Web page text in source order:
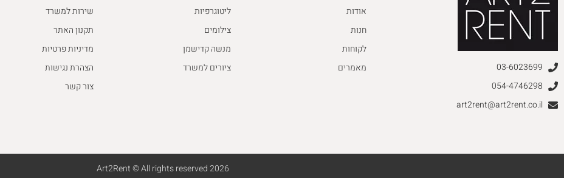
03-6023699
054-4746298
art2rent@art2rent.co.il
אודות
חנות
לקוחות
מאמרים
ליטוגרפיות
צילומים
מנשה קדישמן
ציורים למשרד
שירות למשרד
תקנון האתר
מדיניות פרטיות
הצהרת נגישות
צור קשר
2026 Art2Rent © All rights reserved